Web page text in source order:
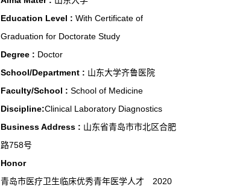
Education Level : With Certificate of
Graduation for Doctorate Study
Degree : Doctor
School/Department : 山东大学齐鲁医院
Faculty/School : School of Medicine
Discipline:Clinical Laboratory Diagnostics
Business Address : 山东省青岛市市北区合肥
路758号
Honor
青岛市医疗卫生临床优秀青年医学人才 2020